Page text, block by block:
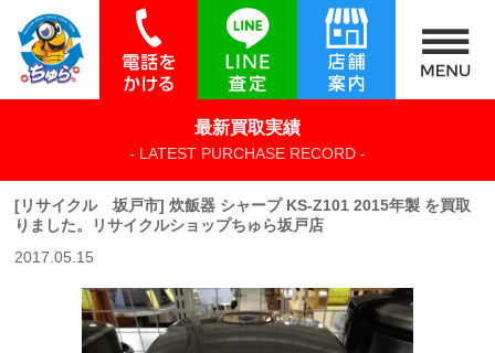
最新買取実績
- LATEST PURCHASE RECORD -
[リサイクル 坂戸市] 炊飯器 シャープ KS-Z101 2015年製 を買取
りました。リサイクルショップちゅら坂戸店
2017.05.15